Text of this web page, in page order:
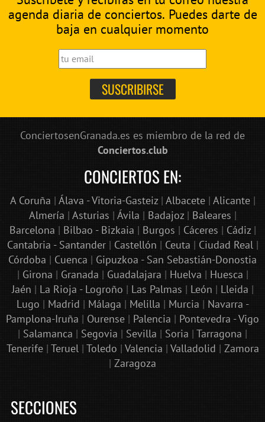
agenda diaria de conciertos. Puedes darte de
baja en cualquier momento
ConciertosenGranada.es es miembro de la red de
Conciertos.club
CONCIERTOS EN:
A Coruña | Álava - Vitoria-Gasteiz| Albacete| Alicante|
Almería | Asturias | Ávila | Badajoz| Baleares |
Barcelona | Bilbao - Bizkaia | Burgos | Cáceres | Cádiz|
Cantabria - Santander| Castellón | Ceuta | Ciudad Real|
Córdoba | Cuenca | Gipuzkoa - San Sebastián-Donostia
| Girona | Granada | Guadalajara | Huelva | Huesca |
Jaén | La Rioja - Logroño | Las Palmas | León | Lleida |
Lugo | Madrid | Málaga | Melilla | Murcia | Navarra -
Pamplona-Iruña | Ourense | Palencia | Pontevedra - Vigo
| Salamanca | Segovia | Sevilla | Soria | Tarragona |
Tenerife| Teruel| Toledo | Valencia | Valladolid | Zamora
| Zaragoza
SECCIONES